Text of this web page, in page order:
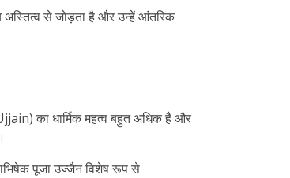
से जोड़ता है और उन्हें आंतरिक
का धार्मिक महत्व बहुत अधिक है और
पूजा उज्जैन विशेष रूप से